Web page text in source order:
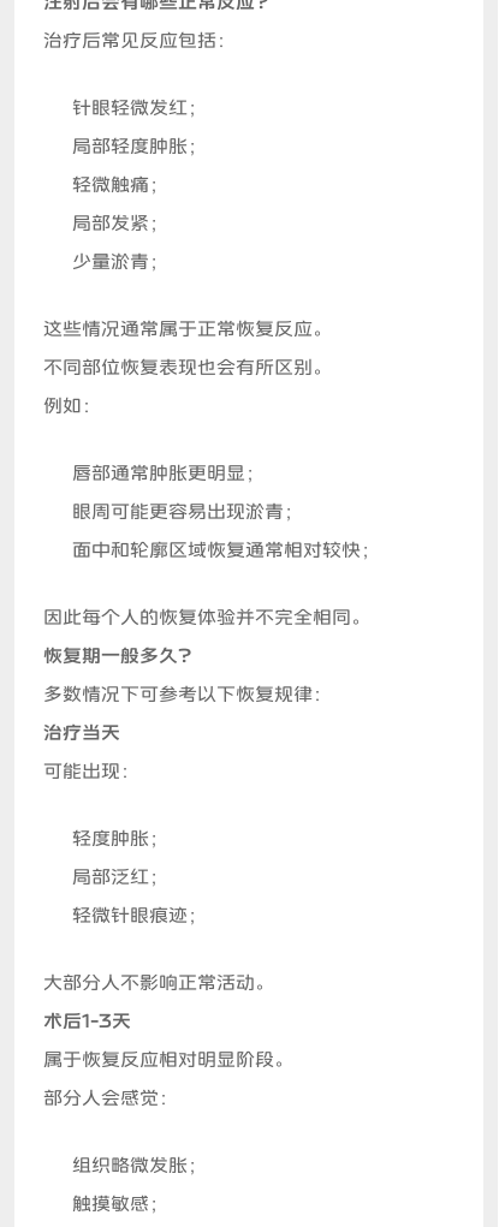
治疗后常见反应包括：
针眼轻微发红；
局部轻度肿胀；
轻微触痛；
局部发紧；
少量淤青；
这些情况通常属于正常恢复反应。
不同部位恢复表现也会有所区别。
例如：
唇部通常肿胀更明显；
眼周可能更容易出现淤青；
面中和轮廓区域恢复通常相对较快；
因此每个人的恢复体验并不完全相同。
恢复期一般多久？
多数情况下可参考以下恢复规律：
治疗当天
可能出现：
轻度肿胀；
局部泛红；
轻微针眼痕迹；
大部分人不影响正常活动。
术后1-3天
属于恢复反应相对明显阶段。
部分人会感觉：
组织略微发胀；
触摸敏感；